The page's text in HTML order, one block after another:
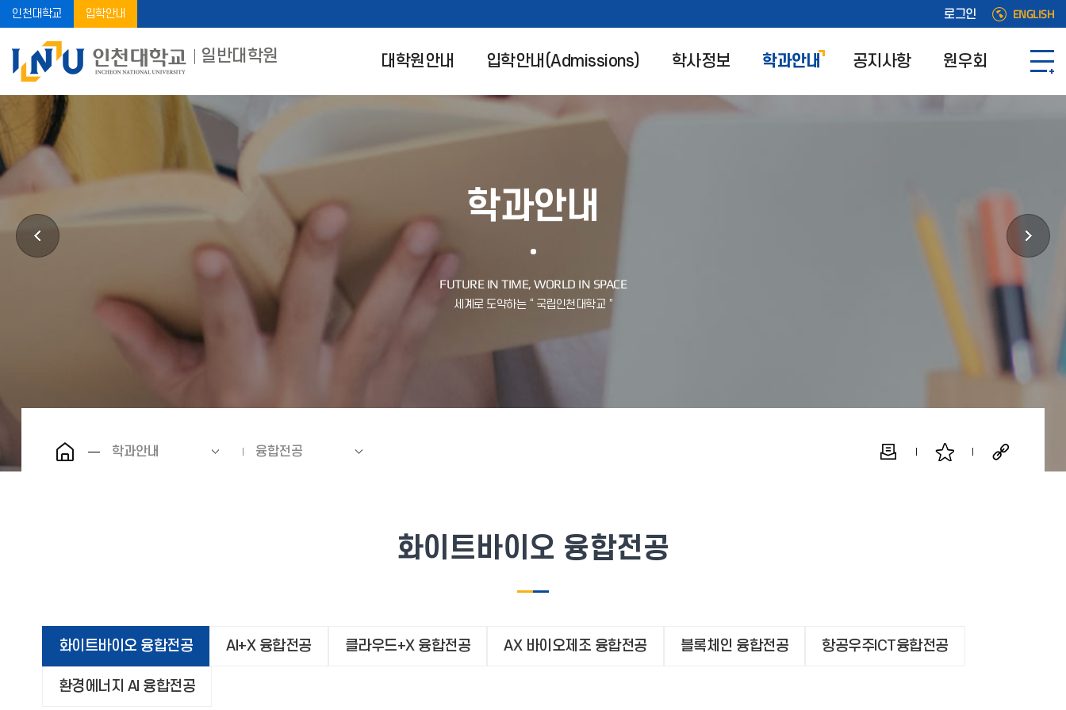
인천대학교 입학안내 로그인 ENGLISH
일반대학원 대학원안내 입학안내(Admissions) 학사정보 학과안내 공지사항 원우회
학과안내
학과안내 융합전공
화이트바이오 융합전공
화이트바이오 융합전공 AI+X 융합전공 클라우드+X 융합전공 AX 바이오제조 융합전공 블록체인 융합전공 항공우주ICT융합전공
환경에너지 AI 융합전공